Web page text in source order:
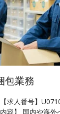
包業務
求人番号】
容】 国内や海外